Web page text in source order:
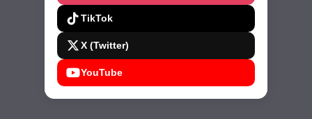
TikTok
X (Twitter)
YouTube